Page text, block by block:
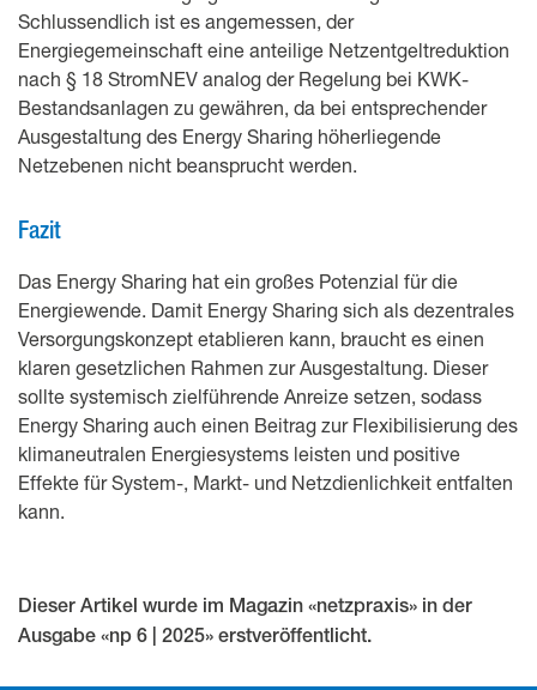
Schlussendlich ist es angemessen, der
Energiegemeinschaft eine anteilige Netzentgeltreduktion
nach § 18 StromNEV analog der Regelung bei KWK-
Bestandsanlagen zu gewähren, da bei entsprechender
Ausgestaltung des Energy Sharing höherliegende
Netzebenen nicht beansprucht werden.
Fazit
Das Energy Sharing hat ein großes Potenzial für die
Energiewende. Damit Energy Sharing sich als dezentrales
Versorgungskonzept etablieren kann, braucht es einen
klaren gesetzlichen Rahmen zur Ausgestaltung. Dieser
sollte systemisch zielführende Anreize setzen, sodass
Energy Sharing auch einen Beitrag zur Flexibilisierung des
klimaneutralen Energiesystems leisten und positive
Effekte für System-, Markt- und Netzdienlichkeit entfalten
kann.
Dieser Artikel wurde im Magazin «netzpraxis» in der
Ausgabe «np 6 | 2025» erstveröffentlicht.